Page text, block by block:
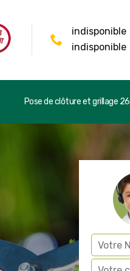
indisponible
indisponible
Pose de clôture et grillage 26